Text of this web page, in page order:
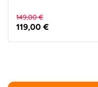
149,00 €
119,00 €